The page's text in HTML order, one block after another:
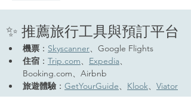
✨ 推薦旅行工具與預訂平台
機票 ： Skyscanner、Google Flights
住宿 ： Trip.com、 Expedia、
Booking.com、Airbnb
旅遊體驗 ： GetYourGuide、 Klook、 Viator